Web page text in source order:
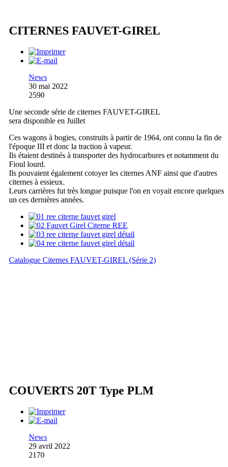
CITERNES FAUVET-GIREL
News
30 mai 2022
2590
Une seconde série de citernes FAUVET-GIREL
sera disponible en Juillet
Ces wagons à bogies, construits à partir de 1964, ont connu la fin de
l'époque III et donc la traction à vapeur.
Ils étaient destinés à transporter des hydrocarbures et notamment du
Fioul lourd.
Ils pouvaient également cotoyer les citernes ANF ainsi que d'autres
citernes à essieux.
Leurs carrières fut très longue puisque l'on en voyait encore quelques
un ces dernières années.
Catalogue Citernes FAUVET-GIREL (Série 2)
COUVERTS 20T Type PLM
News
29 avril 2022
2170